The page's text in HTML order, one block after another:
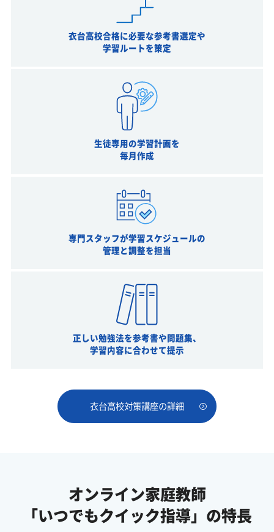
衣台高校合格に必要な参考書選定や
学習ルートを策定
生徒専用の学習計画を
毎月作成
専門スタッフが学習スケジュールの
管理と調整を担当
正しい勉強法を参考書や問題集、
学習内容に合わせて提示
衣台高校対策講座の詳細
オンライン家庭教師
「いつでもクイック指導」の特長